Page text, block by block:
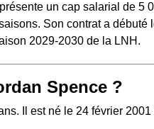
un cap salarial de 5
Son contrat a débuté
2029-2030 de la LNH.
Spence ?
Il est né le 24 février